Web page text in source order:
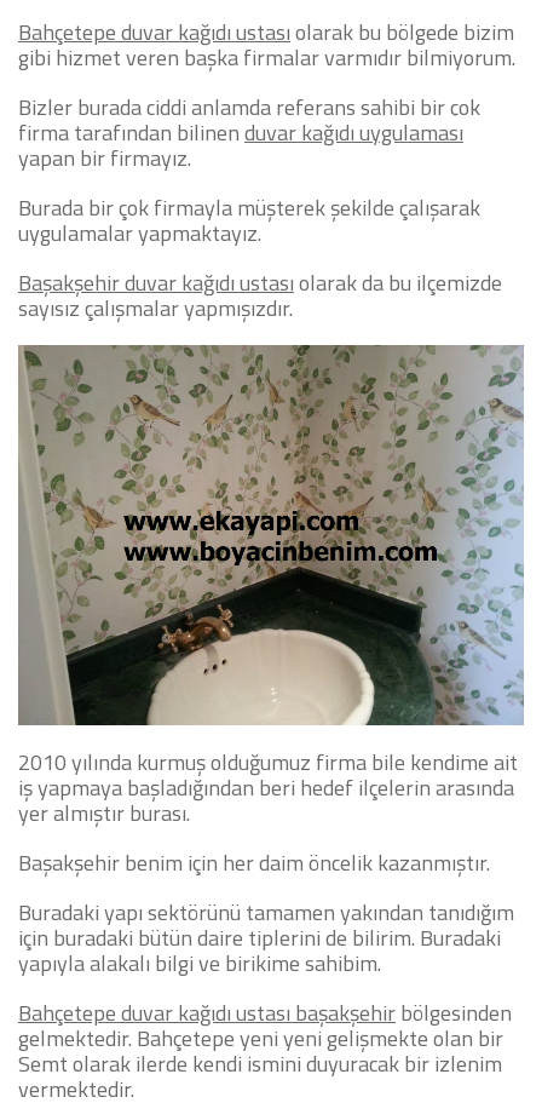
Bahçetepe duvar kağıdı ustasıolarak bu bölgede bizim
gibi hizmet veren başka firmalar varmıdır bilmiyorum.
Bizler burada ciddi anlamda referans sahibi bir çok
firma tarafından bilinenduvar kağıdı uygulaması
yapan bir firmayız.
Burada bir çok firmayla müşterek şekilde çalışarak
uygulamalar yapmaktayız.
Başakşehir duvar kağıdı ustasıolarak da bu ilçemizde
sayısız çalışmalar yapmışızdır.
2010 yılında kurmuş olduğumuz firma bile kendime ait
iş yapmaya başladığından beri hedef ilçelerin arasında
yer almıştır burası.
Başakşehir benim için her daim öncelik kazanmıştır.
Buradaki yapı sektörünü tamamen yakından tanıdığım
için buradaki bütün daire tiplerini de bilirim. Buradaki
yapıyla alakalı bilgi ve birikime sahibim.
Bahçetepe duvar kağıdı ustası başakşehirbölgesinden
gelmektedir. Bahçetepe yeni yeni gelişmekte olan bir
Semt olarak ilerde kendi ismini duyuracak bir izlenim
vermektedir.